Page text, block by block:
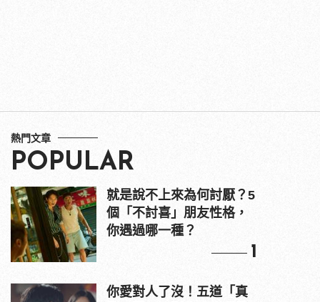
熱門文章
POPULAR
就是說不上來為何討厭？5
個「不討喜」朋友性格，
你遇過哪一種？
1
你愛對人了沒！五道「真